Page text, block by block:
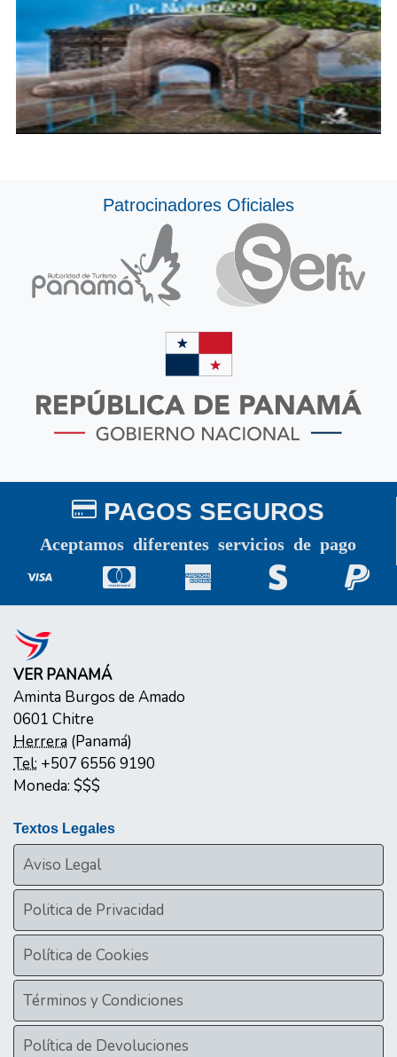
Patrocinadores Oficiales
PAGOS SEGUROS
Aceptamos diferentes servicios de pago
VER PANAMÁ
Aminta Burgos de Amado
0601 Chitre
Herrera (Panamá)
Tel: +507 6556 9190
Moneda: $$$
Textos Legales
Aviso Legal
Politica de Privacidad
Política de Cookies
Términos y Condiciones
Política de Devoluciones